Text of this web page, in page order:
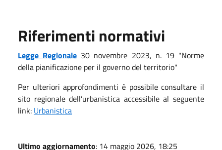
Riferimenti normativi
Legge Regionale 30 novembre 2023, n. 19 "Norme
della pianificazione per il governo del territorio"
Per ulteriori approfondimenti è possibile consultare il
sito regionale dell’urbanistica accessibile al seguente
link: Urbanistica
Ultimo aggiornamento: 14 maggio 2026, 18:25